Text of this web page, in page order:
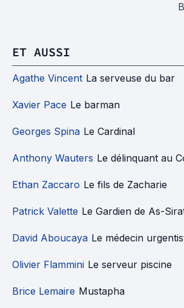
ET AUSSI
Agathe Vincent La serveuse du bar
Xavier Pace Le barman
Georges Spina Le Cardinal
Anthony Wauters Le délinquant au
Ethan Zaccaro Le fils de Zacharie
Patrick Valette Le Gardien de As-
David Aboucaya Le médecin
Olivier Flammini Le serveur piscine
Brice Lemaire Mustapha